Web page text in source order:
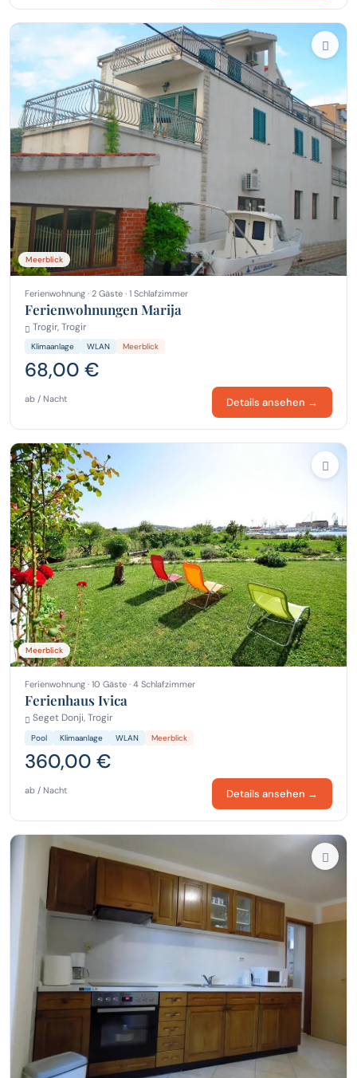
Meerblick
Ferienwohnung · 2 Gäste · 1 Schlafzimmer
Ferienwohnungen Marija
Trogir, Trogir
Klimaanlage WLAN Meerblick
68,00 €
ab / Nacht Details ansehen →
Meerblick
Ferienwohnung · 10 Gäste · 4 Schlafzimmer
Ferienhaus Ivica
Seget Donji, Trogir
Pool Klimaanlage WLAN Meerblick
360,00 €
ab / Nacht Details ansehen →